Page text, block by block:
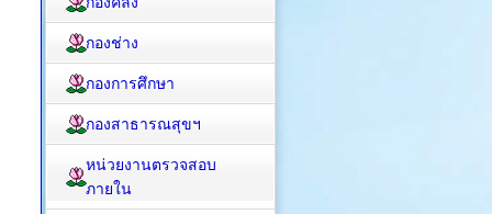
กองช่าง
กองการศึกษา
กองสาธารณสุขฯ
หน่วยงานตรวจสอบ
ภายใน